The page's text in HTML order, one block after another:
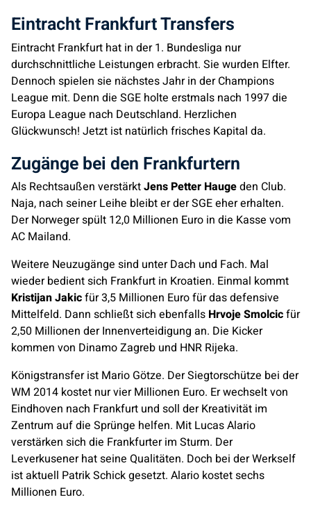
Eintracht Frankfurt Transfers
Eintracht Frankfurt hat in der 1. Bundesliga nur
durchschnittliche Leistungen erbracht. Sie wurden Elfter.
Dennoch spielen sie nächstes Jahr in der Champions
League mit. Denn die SGE holte erstmals nach 1997 die
Europa League nach Deutschland. Herzlichen
Glückwunsch! Jetzt ist natürlich frisches Kapital da.
Zugänge bei den Frankfurtern
Als Rechtsaußen verstärktJens Petter Haugeden Club.
Naja, nach seiner Leihe bleibt er der SGE eher erhalten.
Der Norweger spült 12,0 Millionen Euro in die Kasse vom
AC Mailand.
Weitere Neuzugänge sind unter Dach und Fach. Mal
wieder bedient sich Frankfurt in Kroatien. Einmal kommt
Kristijan Jakicfür 3,5 Millionen Euro für das defensive
Mittelfeld. Dann schließt sich ebenfalls Hrvoje Smolcicfür
2,50 Millionen der Innenverteidigung an. Die Kicker
kommen von Dinamo Zagreb und HNR Rijeka.
Königstransfer ist Mario Götze. Der Siegtorschütze bei der
WM 2014 kostet nur vier Millionen Euro. Er wechselt von
Eindhoven nach Frankfurt und soll der Kreativität im
Zentrum auf die Sprünge helfen. Mit Lucas Alario
verstärken sich die Frankfurter im Sturm. Der
Leverkusener hat seine Qualitäten. Doch bei der Werkself
ist aktuell Patrik Schick gesetzt. Alario kostet sechs
Millionen Euro.